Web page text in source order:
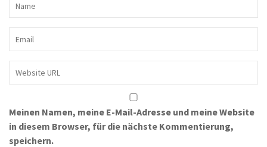
Meinen Namen, meine E-Mail-Adresse und meine Website
in diesem Browser, für die nächste Kommentierung,
speichern.